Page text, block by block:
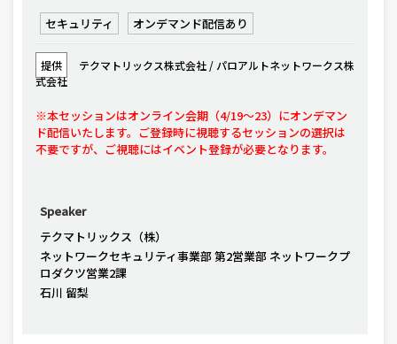
セキュリティ オンデマンド配信あり
提供
テクマトリックス株式会社 / パロアルトネットワークス株
式会社
※本セッションはオンライン会期（4/19〜23）にオンデマン
ド配信いたします。ご登録時に視聴するセッションの選択は
不要ですが、ご視聴にはイベント登録が必要となります。
Speaker
テクマトリックス（株）
ネットワークセキュリティ事業部 第2営業部 ネットワークプ
ロダクツ営業2課
石川 留梨